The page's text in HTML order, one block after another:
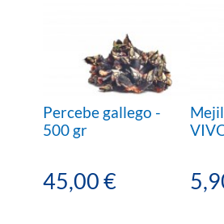
Percebe gallego -
500 gr
45,00 €